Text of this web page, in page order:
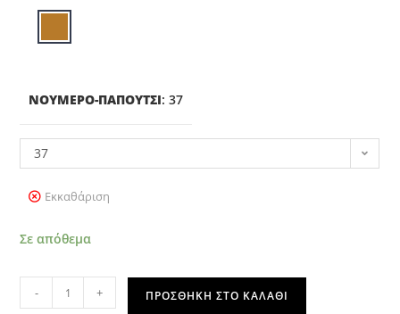
ΝΟΎΜΕΡΟ-ΠΑΠΟΎΤΣΙ: 37
37
Εκκαθάριση
Σε απόθεμα
- + ΠΡΟΣΘΉΚΗ ΣΤΟ ΚΑΛΆΘΙ